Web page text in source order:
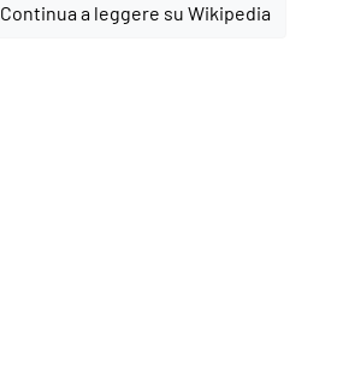
Continua a leggere su Wikipedia